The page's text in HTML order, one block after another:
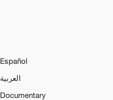
Español
العربية
Documentary